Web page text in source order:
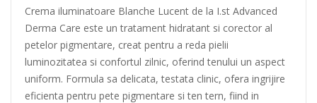
Crema iluminatoare Blanche Lucent de la I.st Advanced
Derma Care este un tratament hidratant si corector al
petelor pigmentare, creat pentru a reda pielii
luminozitatea si confortul zilnic, oferind tenului un aspect
uniform. Formula sa delicata, testata clinic, ofera ingrijire
eficienta pentru pete pigmentare si ten tern, fiind in